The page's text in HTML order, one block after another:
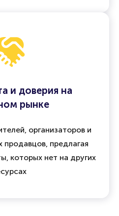
и доверия на
рынке
организаторов и
продавцов, предлагая
которых нет на других